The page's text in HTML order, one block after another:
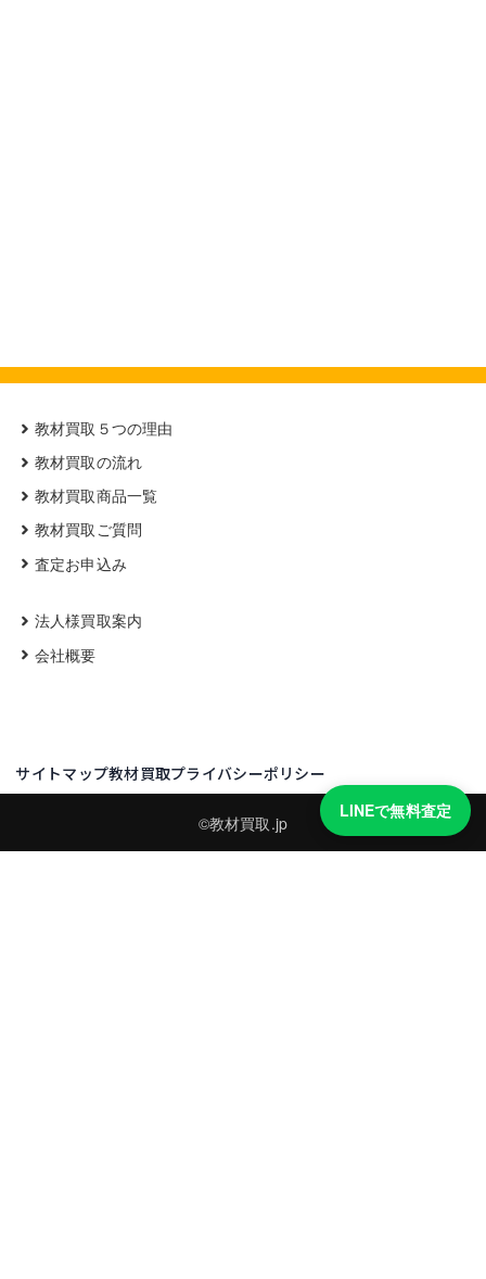
教材買取５つの理由
教材買取の流れ
教材買取商品一覧
教材買取ご質問
査定お申込み
法人様買取案内
会社概要
サイトマップ教材買取プライバシーポリシー
©教材買取.jp
LINEで無料査定